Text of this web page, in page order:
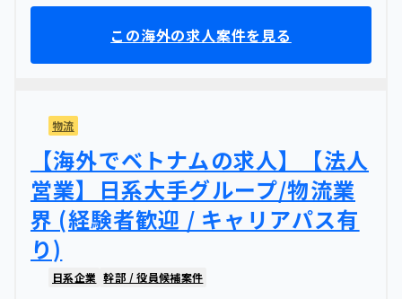
この海外の求人案件を見る
物流
【海外でベトナムの求人】【法人
営業】日系大手グループ/物流業
界 (経験者歓迎 / キャリアパス有
り)
日系企業 幹部 / 役員候補案件